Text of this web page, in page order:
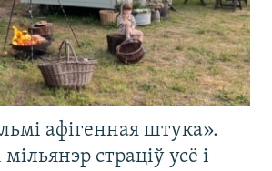
афігенная штука».
страціў усё і